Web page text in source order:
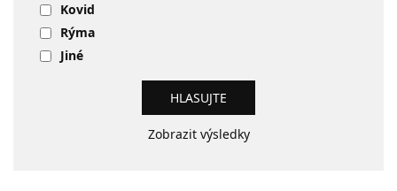
Kovid
Rýma
Jiné
Zobrazit výsledky